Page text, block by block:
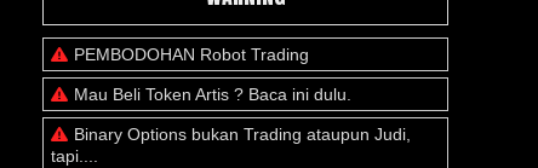
PEMBODOHAN Robot Trading
Mau Beli Token Artis ? Baca ini dulu.
Binary Options bukan Trading ataupun Judi,
tapi....